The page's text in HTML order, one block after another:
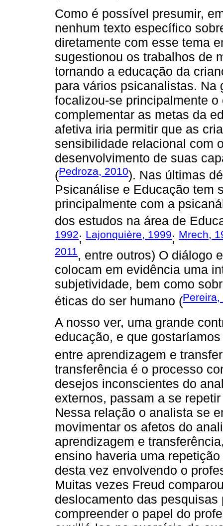
Como é possível presumir,
nenhum texto específico
diretamente com esse tema
sugestionou os trabalhos de
tornando a educação da
para vários psicanalistas. Na
focalizou-se principalmente
complementar as metas da
afetiva iria permitir que as
sensibilidade relacional com
desenvolvimento de suas
(Pedroza, 2010). Nas últimas
Psicanálise e Educação tem
principalmente com a
dos estudos na área de
1992; Lajonquière, 1999; Mrech,
2011, entre outros) O diálogo
colocam em evidência uma
subjetividade, bem como
éticas do ser humano (Pereira,
A nosso ver, uma grande
educação, e que
entre aprendizagem e
transferência é o processo
desejos inconscientes do
externos, passam a se
Nessa relação o analista se
movimentar os afetos do
aprendizagem e
ensino haveria uma
desta vez envolvendo o
Muitas vezes Freud
deslocamento das
compreender o papel do